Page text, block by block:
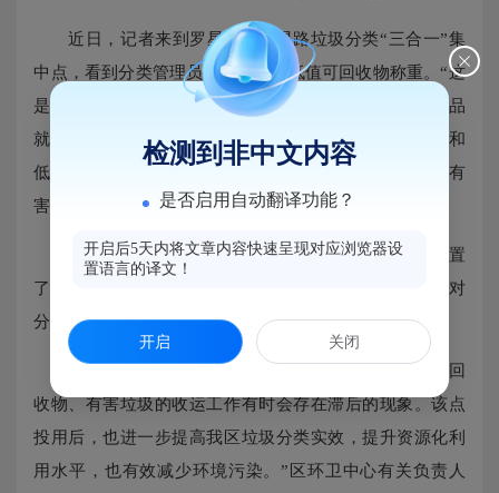
近日，记者来到罗星街道建星路垃圾分类“三合一”集
中点，看到分类管理员正在给一袋低值可回收物称重。“这
是云称，称完后数据可以直接录入后台，录入后这些物品
就可以入库储存起来。”分类管理员告诉记者，大件垃圾和
低值可回收物要储存到一定量后再集中运送至市里，而有
害垃圾是每月定期收运一次。
区环卫中心有关负责人介绍：根据种类，集中点设置
了专门存储空间，可实现定点投放、单独分类。此外，对
分拣后的垃圾也将按类别打包存储。
“过去，由于收运体系不够完善，大件垃圾、低值可回
收物、有害垃圾的收运工作有时会存在滞后的现象。该点
投用后，也进一步提高我区垃圾分类实效，提升资源化利
用水平，也有效减少环境污染。”区环卫中心有关负责人
检测到非中文内容
是否启用自动翻译功能？
开启后5天内将文章内容快速呈现对应浏览器设
置语言的译文！
开启 关闭